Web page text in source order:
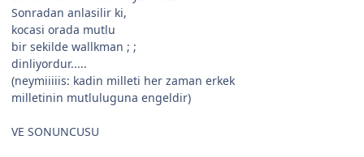
Sonradan anlasilir ki,
kocasi orada mutlu
bir sekilde wallkman ; ;
dinliyordur.....
(neymiiiiis: kadin milleti her zaman erkek
milletinin mutluluguna engeldir)
VE SONUNCUSU